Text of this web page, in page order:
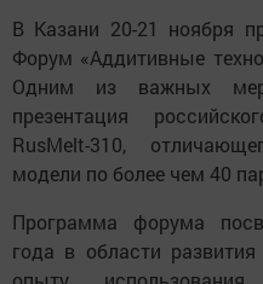
В Казани 20-21 ноября
Форум «Аддитивные
Одним из важных
презентация
RusMelt-310,
модели по более чем 40
Программа форума
года в области